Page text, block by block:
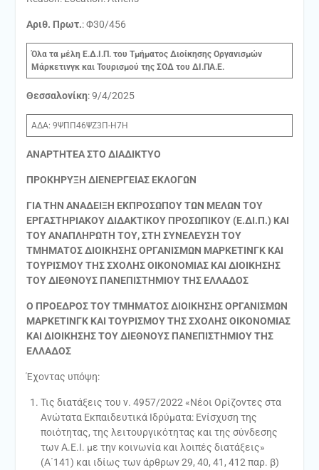
Αριθ. Πρωτ.: Φ30/456
Όλα τα μέλη Ε.Δ.Ι.Π. του Τμήματος Διοίκησης Οργανισμών
Μάρκετινγκ και Τουρισμού της ΣΟΔ του ΔΙ.ΠΑ.Ε.
Θεσσαλονίκη: 9/4/2025
ΑΔΑ: 9ΨΠΠ46ΨΖ3Π-Η7Η
ΑΝΑΡΤΗΤΕΑ ΣΤΟ ΔΙΑΔΙΚΤΥΟ
ΠΡΟΚΗΡΥΞΗ ΔΙΕΝΕΡΓΕΙΑΣ ΕΚΛΟΓΩΝ
ΓΙΑ ΤΗΝ ΑΝΑΔΕΙΞΗ ΕΚΠΡΟΣΩΠΟΥ ΤΩΝ ΜΕΛΩΝ ΤΟΥ
ΕΡΓΑΣΤΗΡΙΑΚΟΥ ΔΙΔΑΚΤΙΚΟΥ ΠΡΟΣΩΠΙΚΟΥ (Ε.ΔΙ.Π.) ΚΑΙ
ΤΟΥ ΑΝΑΠΛΗΡΩΤΗ ΤΟΥ, ΣΤΗ ΣΥΝΕΛΕΥΣΗ ΤΟΥ
ΤΜΗΜΑΤΟΣ ΔΙΟΙΚΗΣΗΣ ΟΡΓΑΝΙΣΜΩΝ ΜΑΡΚΕΤΙΝΓΚ ΚΑΙ
ΤΟΥΡΙΣΜΟΥ ΤΗΣ ΣΧΟΛΗΣ ΟΙΚΟΝΟΜΙΑΣ ΚΑΙ ΔΙΟΙΚΗΣΗΣ
ΤΟΥ ΔΙΕΘΝΟΥΣ ΠΑΝΕΠΙΣΤΗΜΙΟΥ ΤΗΣ ΕΛΛΑΔΟΣ
Ο ΠΡΟΕΔΡΟΣ ΤΟΥ ΤΜΗΜΑΤΟΣ ΔΙΟΙΚΗΣΗΣ ΟΡΓΑΝΙΣΜΩΝ
ΜΑΡΚΕΤΙΝΓΚ ΚΑΙ ΤΟΥΡΙΣΜΟΥ ΤΗΣ ΣΧΟΛΗΣ ΟΙΚΟΝΟΜΙΑΣ
ΚΑΙ ΔΙΟΙΚΗΣΗΣ ΤΟΥ ΔΙΕΘΝΟΥΣ ΠΑΝΕΠΙΣΤΗΜΙΟΥ ΤΗΣ
ΕΛΛΑΔΟΣ
Έχοντας υπόψη:
Τις διατάξεις του ν. 4957/2022 «Νέοι Ορίζοντες στα
Ανώτατα Εκπαιδευτικά Ιδρύματα: Ενίσχυση της
ποιότητας, της λειτουργικότητας και της σύνδεσης
των Α.Ε.Ι. με την κοινωνία και λοιπές διατάξεις»
(Α΄141) και ιδίως των άρθρων 29, 40, 41, 412 παρ. β)